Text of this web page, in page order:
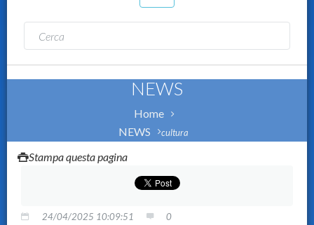
NEWS
Home
NEWS
cultura
Stampa questa pagina
24/04/2025 10:09:51 0